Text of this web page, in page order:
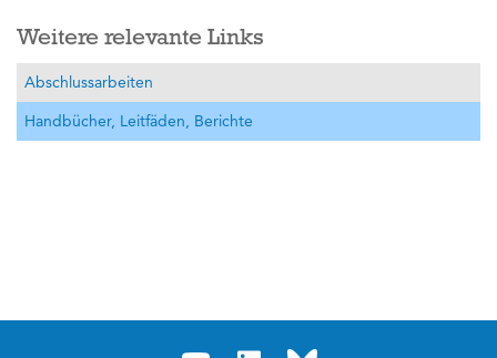
Weitere relevante Links
Abschlussarbeiten
Handbücher, Leitfäden, Berichte